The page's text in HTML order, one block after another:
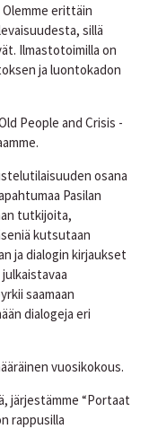
erittäin
sillä
Ilmastotoimilla on
ja luontokadon
People and Crisis -
osana
Pasilan
tutkijoita,
kutsutaan
ja dialogin kirjaukset
saamaan
dialogeja eri
vuosikokous.
järjestämme “Portaat
rappusilla